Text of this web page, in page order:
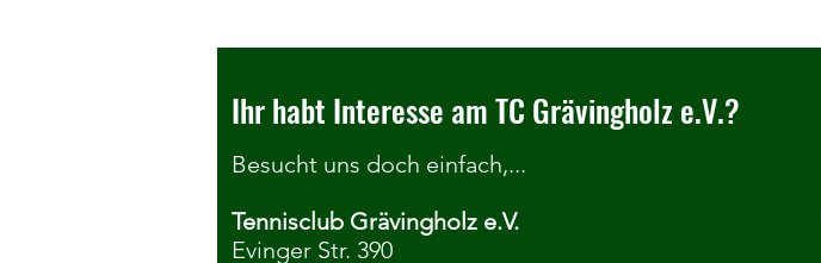
TCG Kibaz Aktionstag -
Ihr habt Interesse am TC Grävingholz e.V.?
Besucht uns doch einfach,...
Tennisclub Grävingholz e.V.
Evinger Str. 390